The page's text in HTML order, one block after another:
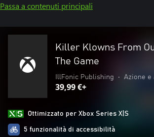
Passa a contenuti principali
Killer Klowns From
The Game
IllFonic Publishing • Azione e
39,99 €+
Ottimizzato per Xbox Series X|S
5 funzionalità di accessibilità